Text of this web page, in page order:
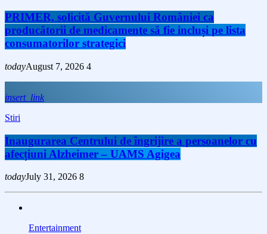
PRIMER, solicită Guvernului României ca
producătorii de medicamente să fie incluși pe lista
consumatorilor strategici
todayAugust 7, 2026 4
insert_link
Stiri
Inaugurarea Centrului de îngrijire a persoanelor cu
afecțiuni Alzheimer – UAMS Agigea
todayJuly 31, 2026 8
Entertainment